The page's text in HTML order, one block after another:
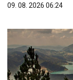
09. 08. 2026 06:24